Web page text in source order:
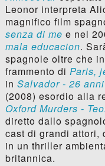
Leonor interpreta
magnifico film
senza di me e nel
mala educacion.
spagnole oltre che in
frammento di Paris,
in Salvador - 26
(2008) esordio alla
Oxford Murders -
diretto dallo
cast di grandi attori,
in un thriller
britannica.